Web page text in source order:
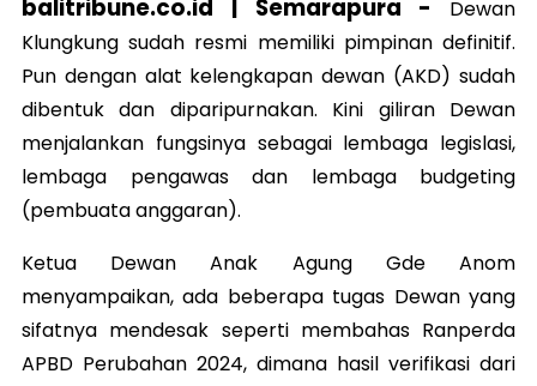
balitribune.co.id | Semarapura -
Dewan
Klungkung sudah resmi memiliki pimpinan definitif.
Pun dengan alat kelengkapan dewan (AKD) sudah
dibentuk dan diparipurnakan. Kini giliran Dewan
menjalankan fungsinya sebagai lembaga legislasi,
lembaga pengawas dan lembaga budgeting
(pembuata anggaran).
Ketua Dewan Anak Agung Gde Anom
menyampaikan, ada beberapa tugas Dewan yang
sifatnya mendesak seperti membahas Ranperda
APBD Perubahan 2024, dimana hasil verifikasi dari